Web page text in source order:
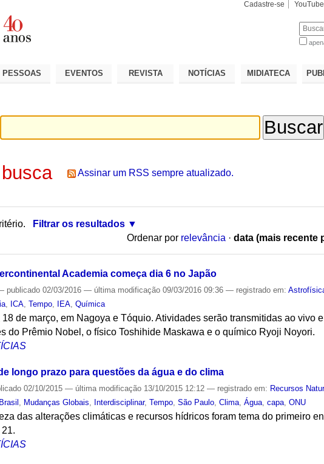
Cadastre-se YouTube
PESSOAS EVENTOS REVISTA NOTÍCIAS MIDIATECA
Assinar um RSS sempre atualizado.
Filtrar os resultados
Ordenar por relevância · data (mais recente
Academia começa dia 6 no Japão
publicado 02/03/2016— última modificação 09/03/2016 09:36— registrado em:
ICA ,Tempo IEA ,Química
de março, em Nagoya e Tóquio. Atividades serão transmitidas ao vivo
do Prêmio Nobel, o físico Toshihide Maskawa e o químico Ryoji Noyori.
longo prazo para questões da água e do clima
02/10/2015— última modificação 13/10/2015 12:12— registrado em: Recursos
Brasil Mudanças Globais Interdisciplinar,Tempo ,São Paulo ,Clima ,Água ,capa ,ONU
das alterações climáticas e recursos hídricos foram tema do primeiro